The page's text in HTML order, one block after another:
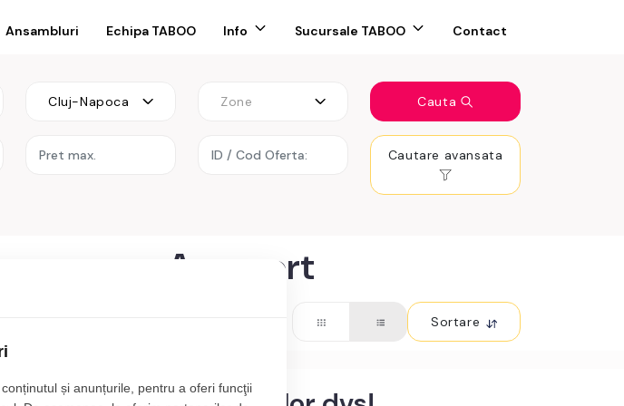
Ansambluri Echipa TABOO Info Sucursale TABOO Contact
Cluj-Napoca Zone Cauta
zona Aeroport
Sortare
și anunțurile, pentru a oferi funcţii